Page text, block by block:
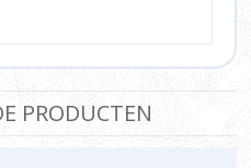
PRODUCTEN